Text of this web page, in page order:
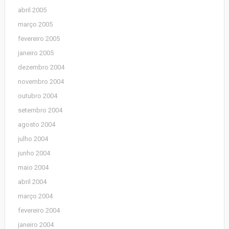
abril 2005
março 2005
fevereiro 2005
janeiro 2005
dezembro 2004
novembro 2004
outubro 2004
setembro 2004
agosto 2004
julho 2004
junho 2004
maio 2004
abril 2004
março 2004
fevereiro 2004
janeiro 2004